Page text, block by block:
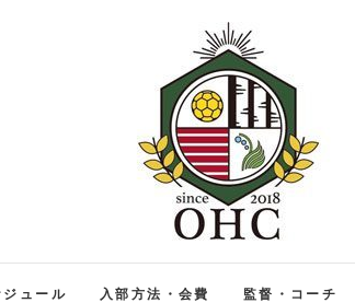
更ハンドボール
ュール 入部方法・会費 監督・コーチ